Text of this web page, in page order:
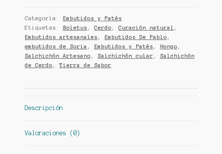
cantidad
Categoría: Embutidos y Patés
Etiquetas: Boletus , Cerdo , Curación natural ,
Embutidos artesanales , Embutidos De Pablo ,
embutidos de Soria , Embutidos y Patés , Hongo ,
Salchichón Artesano , Salchichón cular , Salchichón
de Cerdo ,Tierra de Sabor
Descripción
Valoraciones (0)